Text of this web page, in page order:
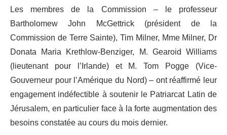
Les membres de la Commission – le professeur
Bartholomew John McGettrick (président de la
Commission de Terre Sainte), Tim Milner, Mme Milner, Dr
Donata Maria Krethlow-Benziger, M. Gearoid Williams
(lieutenant pour l’Irlande) et M. Tom Pogge (Vice-
Gouverneur pour l’Amérique du Nord) – ont réaffirmé leur
engagement indéfectible à soutenir le Patriarcat Latin de
Jérusalem, en particulier face à la forte augmentation des
besoins constatée au cours du mois dernier.